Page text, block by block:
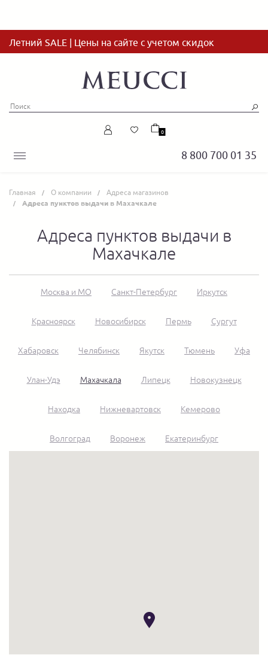
Летний SALE | Цены на сайте с учетом скидок
8 800 700 01 35
0
Главная О компании Адреса магазинов
Адреса пунктов выдачи в Махачкале
Адреса пунктов выдачи в
Махачкале
Москва и МО Санкт-Петербург Иркутск
Красноярск Новосибирск Пермь Сургут
Хабаровск Челябинск Якутск Тюмень Уфа
Улан-Удэ Махачкала Липецк Новокузнецк
Находка Нижневартовск Кемерово
Волгоград Воронеж Екатеринбург